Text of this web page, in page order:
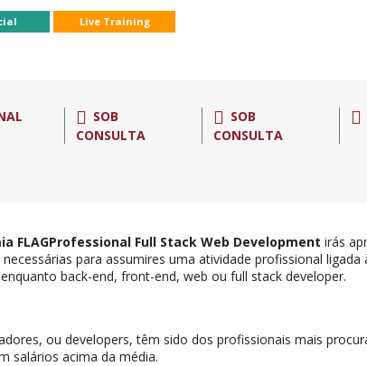
Live Training
SOB
CONSULTA
SOB
CONSULTA
FLAGProfessional Full Stack Web Development irás
para assumires uma atividade profissional
back-end, front-end, web ou full stack developer.
ou developers, têm sido dos profissionais mais
salários acima da média.